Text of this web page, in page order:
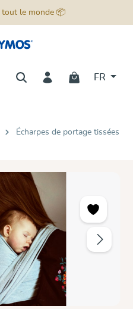
tout le monde 📦
FR
Écharpes de portage tissées